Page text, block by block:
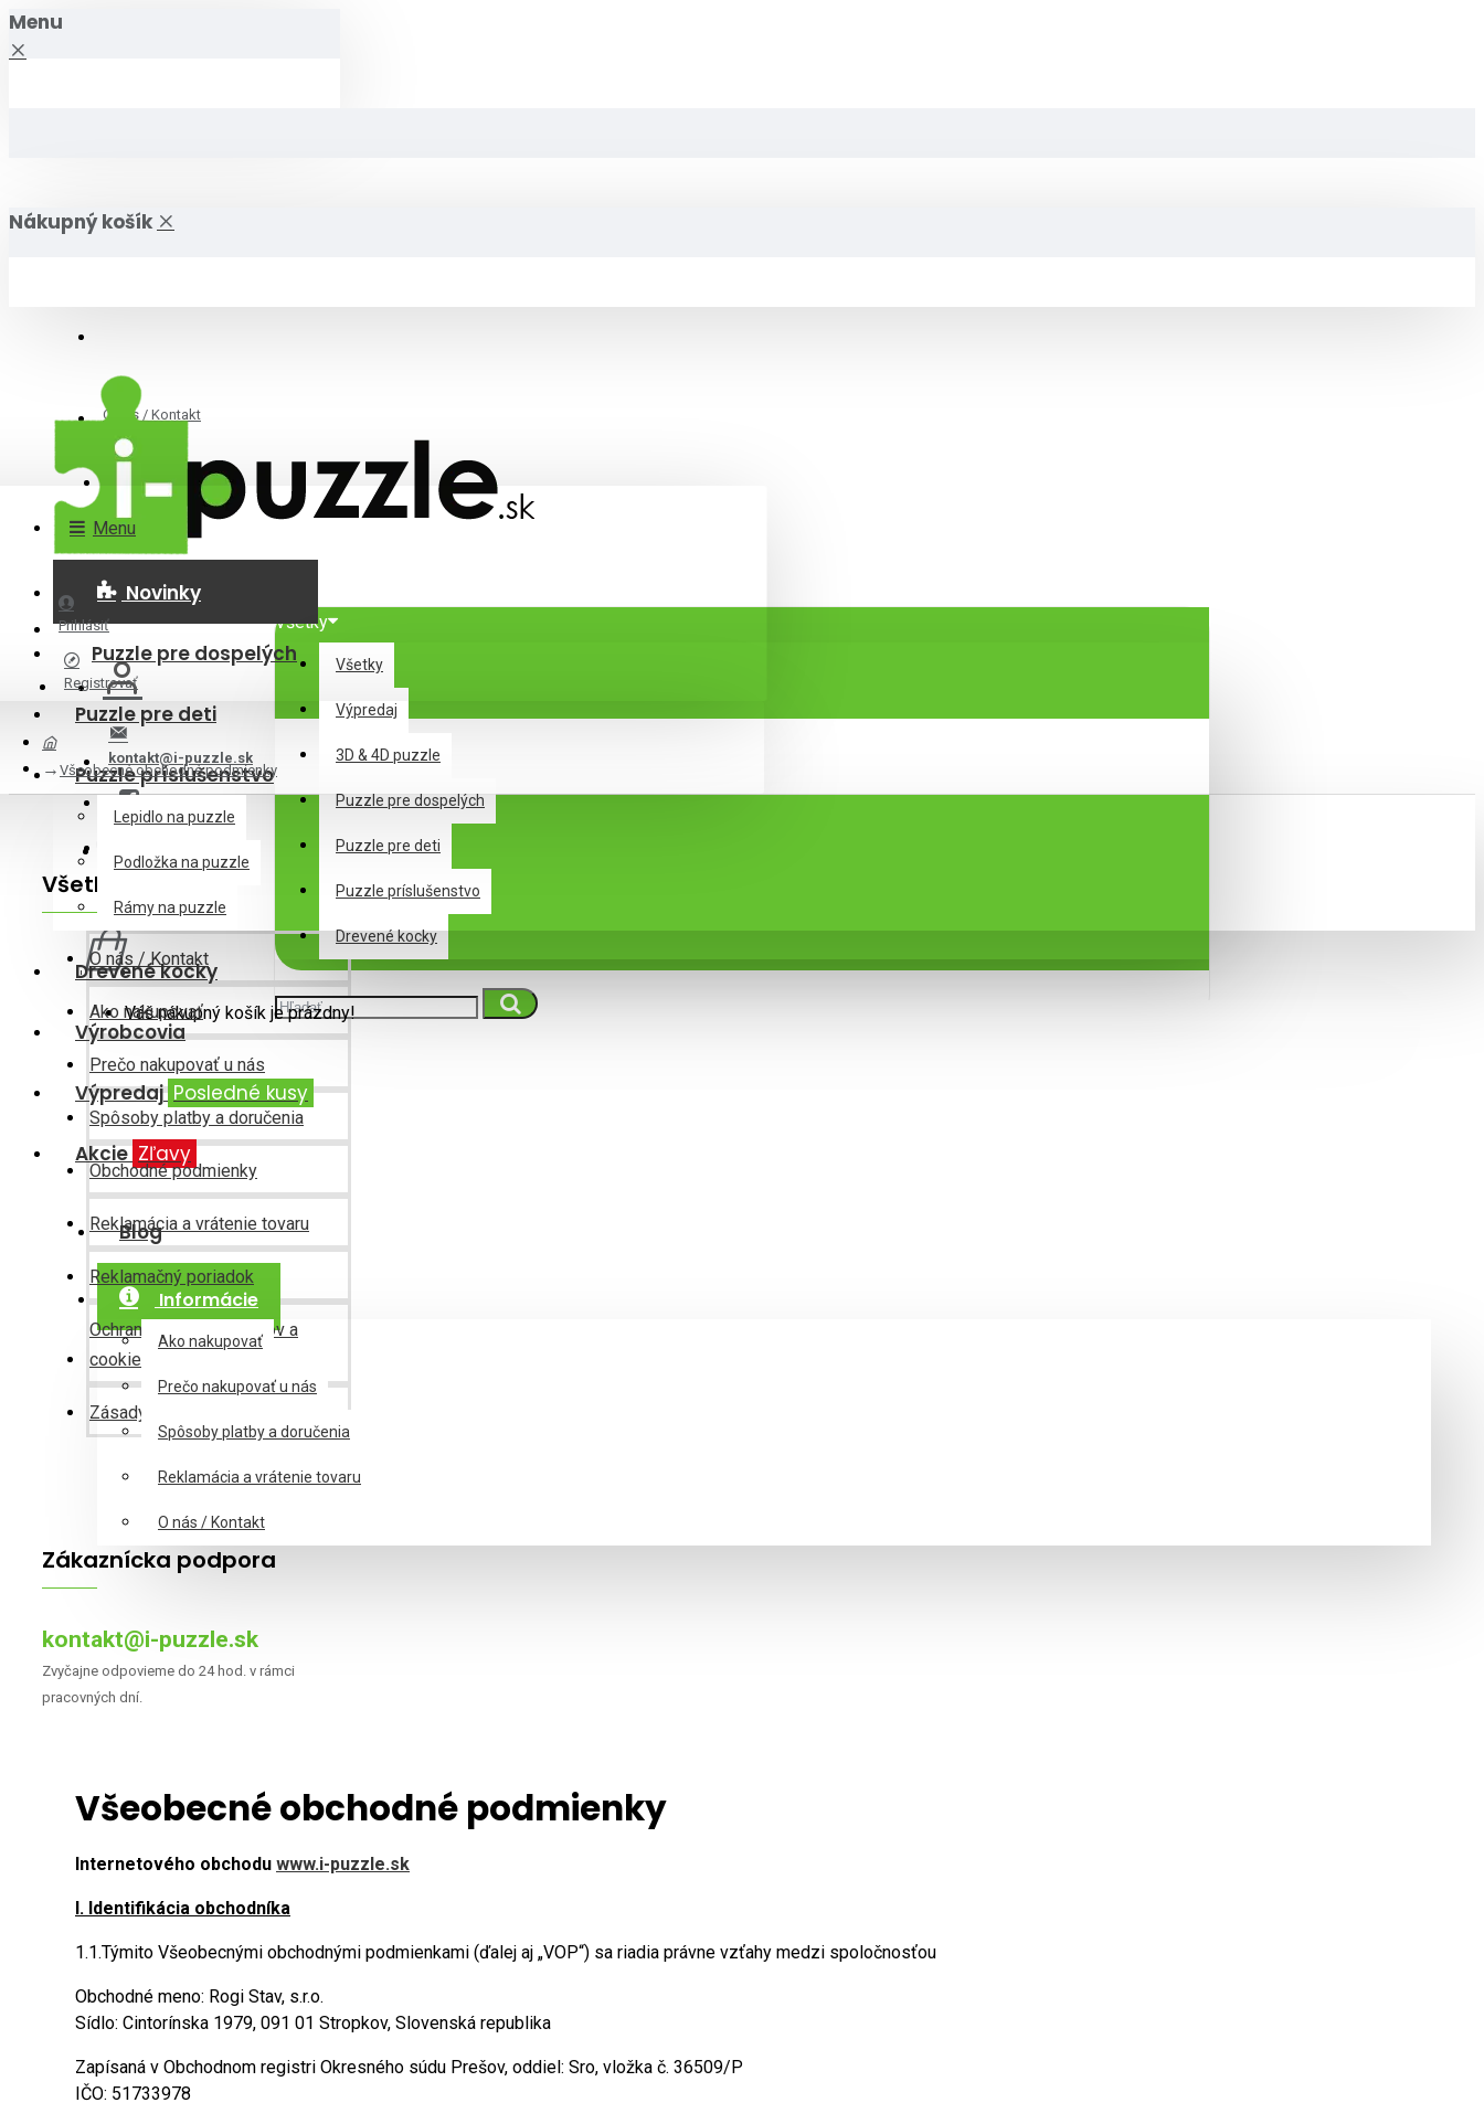
Menu
Nákupný košík
O nás / Kontakt
i-puzzle.sk
kontakt@i-puzzle.sk
Všetky
Všetky
Výpredaj
3D & 4D puzzle
Puzzle pre dospelých
Puzzle pre deti
Puzzle príslušenstvo
Drevené kocky
0 ks - 0,00€
Váš nákupný košík je prázdny!
Menu
Novinky
Puzzle pre dospelých
Puzzle pre deti
Puzzle príslušenstvo
Lepidlo na puzzle
Podložka na puzzle
Rámy na puzzle
Drevené kocky
Výrobcovia
Výpredaj Posledné kusy
Akcie Zľavy
Blog
Informácie
Ako nakupovať
Prečo nakupovať u nás
Spôsoby platby a doručenia
Reklamácia a vrátenie tovaru
O nás / Kontakt
Prihlásiť
Registrovať
Všeobecné obchodné podmienky
Všetko o nákupe
O nás / Kontakt
Ako nakupovať
Prečo nakupovať u nás
Spôsoby platby a doručenia
Obchodné podmienky
Reklamácia a vrátenie tovaru
Reklamačný poriadok
Ochrana osobných údajov a
cookies
Zásady používania cookies
Zákaznícka podpora
kontakt@i-puzzle.sk
Zvyčajne odpovieme do 24 hod. v rámci
pracovných dní.
Všeobecné obchodné podmienky
Internetového obchodu www.i-puzzle.sk
I. Identifikácia obchodníka
1.1.Týmito Všeobecnými obchodnými podmienkami (ďalej aj „VOP“) sa riadia právne vzťahy medzi spoločnosťou
Obchodné meno: Rogi Stav, s.r.o.
Sídlo: Cintorínska 1979, 091 01 Stropkov, Slovenská republika
Zapísaná v Obchodnom registri Okresného súdu Prešov, oddiel: Sro, vložka č. 36509/P
IČO: 51733978